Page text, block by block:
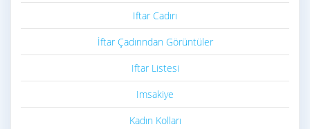
Iftar Cadırı
İftar Çadırından Görüntüler
Iftar Listesi
Imsakiye
Kadın Kolları